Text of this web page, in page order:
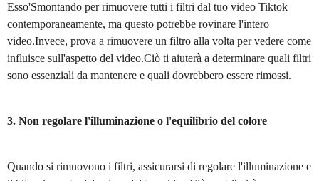
Esso'Smontando per rimuovere tutti i filtri dal tuo video Tiktok
contemporaneamente, ma questo potrebbe rovinare l'intero
video.Invece, prova a rimuovere un filtro alla volta per vedere come
influisce sull'aspetto del video.Ciò ti aiuterà a determinare quali filtri
sono essenziali da mantenere e quali dovrebbero essere rimossi.
3. Non regolare l'illuminazione o l'equilibrio del colore
Quando si rimuovono i filtri, assicurarsi di regolare l'illuminazione e